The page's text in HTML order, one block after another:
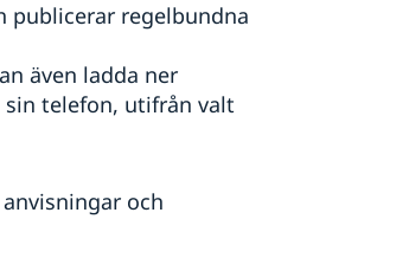
publicerar regelbundna
även ladda ner
sin telefon, utifrån valt
och